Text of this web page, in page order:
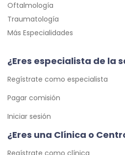
Oftalmología
Traumatología
Más Especialidades
¿Eres especialista de la
Regístrate como especialista
Pagar comisión
Iniciar sesión
¿Eres una Clínica o
Regístrate como clínica